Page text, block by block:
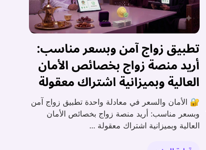
تطبيق زواج آمن وبسعر مناسب:
أريد منصة زواج بخصائص الأمان
العالية وبميزانية اشتراك معقولة
🔐 الأمان والسعر في معادلة واحدة تطبيق زواج آمن
وبسعر مناسب: أريد منصة زواج بخصائص الأمان
العالية وبميزانية اشتراك معقولة ...